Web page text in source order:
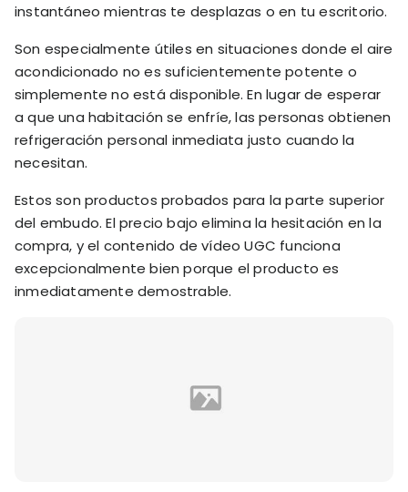
instantáneo mientras te desplazas o en tu escritorio.
Son especialmente útiles en situaciones donde el aire
acondicionado no es suficientemente potente o
simplemente no está disponible. En lugar de esperar
a que una habitación se enfríe, las personas obtienen
refrigeración personal inmediata justo cuando la
necesitan.
Estos son productos probados para la parte superior
del embudo. El precio bajo elimina la hesitación en la
compra, y el contenido de vídeo UGC funciona
excepcionalmente bien porque el producto es
inmediatamente demostrable.